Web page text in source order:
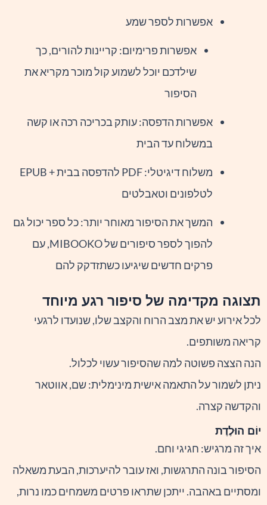
אפשרות לספר שמע
אפשרות פרימיום: קריינות להורים, כך
שילדכם יוכל לשמוע קול מוכר מקריא את
הסיפור
אפשרות הדפסה: עותק בכריכה רכה או קשה
במשלוח עד הבית
משלוח דיגיטלי: PDF להדפסה בבית + EPUB
לטלפונים וטאבלטים
המשך את הסיפור מאוחר יותר: כל ספר יכול גם
להפוך לספר סיפורים של MIBOOKO, עם
פרקים חדשים שיגיעו כשתזדקק להם
תצוגה מקדימה של סיפור רגע מיוחד
לכל אירוע יש את מצב הרוח והקצב שלו, שנועדו לרגעי
קריאה משותפים.
הנה הצצה פשוטה למה שהסיפור עשוי לכלול.
ניתן לשמור על התאמה אישית מינימלית: שם, אווטאר
והקדשה קצרה.
יוֹם הוּלֶדֶת
איך זה מרגיש: חגיגי וחם.
הסיפור בונה התרגשות, ואז עובר להיערכות, הבעת משאלה
ומסתיים באהבה. ייתכן שתראו פרטים משמחים כמו נרות,